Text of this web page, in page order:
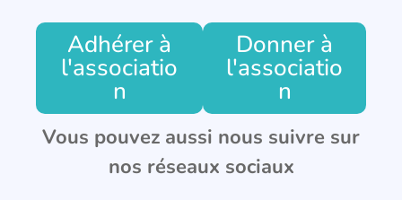
Adhérer à
l'associatio
n
Donner à
l'associatio
n
Vous pouvez aussi nous suivre sur
nos réseaux sociaux